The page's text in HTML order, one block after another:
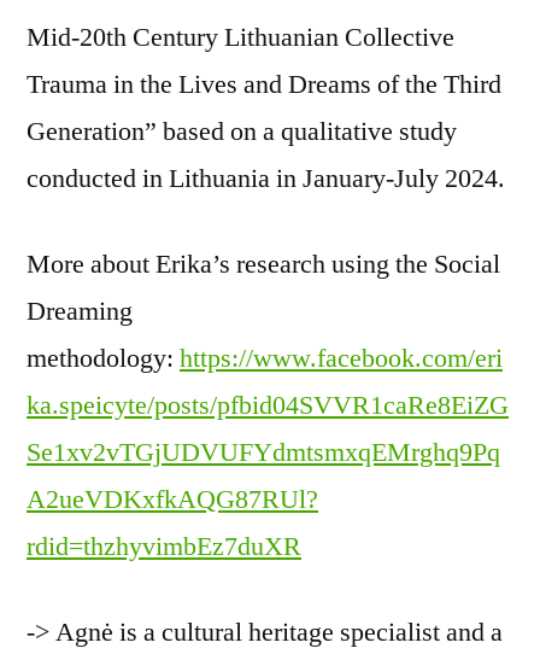
Mid-20th Century Lithuanian Collective
Trauma in the Lives and Dreams of the Third
Generation” based on a qualitative study
conducted in Lithuania in January-July 2024.
More about Erika’s research using the Social
Dreaming
methodology: https://www.facebook.com/eri
ka.speicyte/posts/pfbid04SVVR1caRe8EiZG
Se1xv2vTGjUDVUFYdmtsmxqEMrghq9Pq
A2ueVDKxfkAQG87RUl?
rdid=thzhyvimbEz7duXR
-> Agnė is a cultural heritage specialist and a